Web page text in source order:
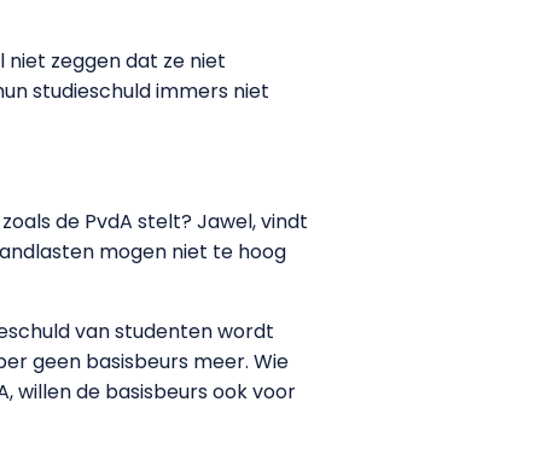
zeggen dat ze niet
studieschuld immers niet
de PvdA stelt? Jawel, vindt
mogen niet te hoog
van studenten wordt
geen basisbeurs meer. Wie
willen de basisbeurs ook voor